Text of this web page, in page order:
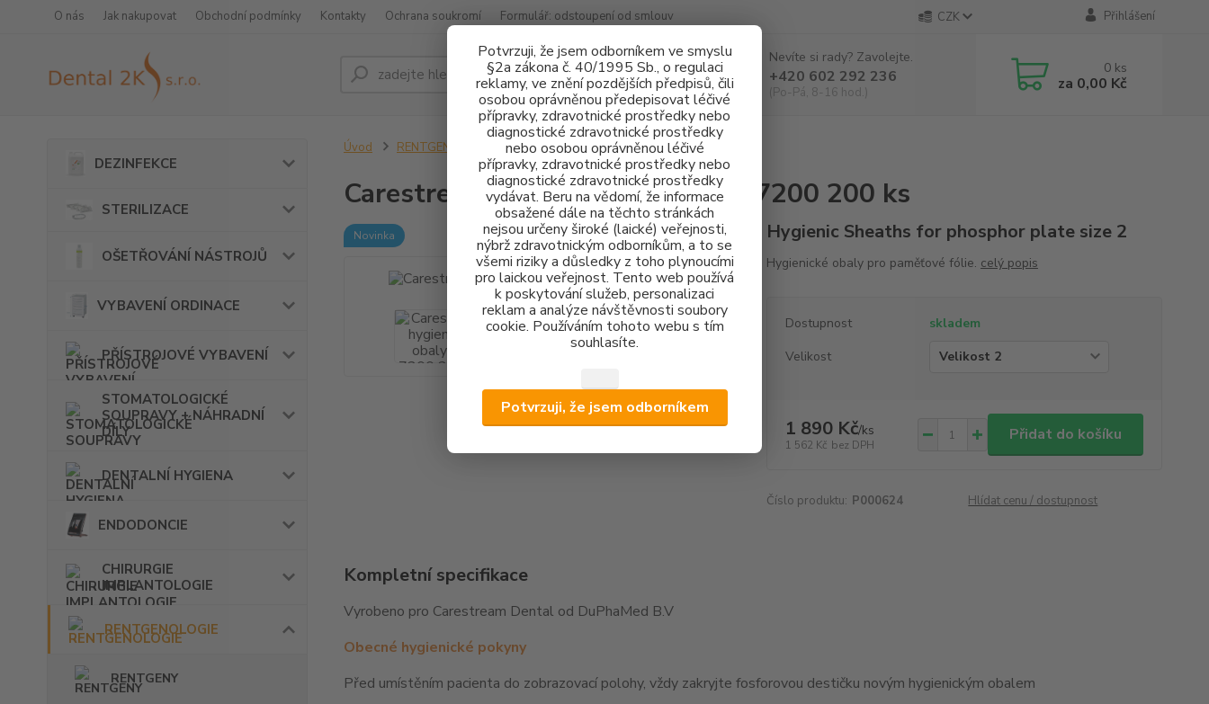
Potvrzuji, že jsem odborníkem ve smyslu
§2a zákona č. 40/1995 Sb., o regulaci
reklamy, ve znění pozdějších předpisů, čili
osobou oprávněnou předepisovat léčivé
přípravky, zdravotnické prostředky nebo
diagnostické zdravotnické prostředky
nebo osobou oprávněnou léčivé
přípravky, zdravotnické prostředky nebo
diagnostické zdravotnické prostředky
vydávat. Beru na vědomí, že informace
obsažené dále na těchto stránkách
nejsou určeny široké (laické) veřejnosti,
nýbrž zdravotnickým odborníkům, a to se
všemi riziky a důsledky z toho plynoucími
pro laickou veřejnost. Tento web používá
k poskytování služeb, personalizaci
reklam a analýze návštěvnosti soubory
cookie. Používáním tohoto webu s tím
souhlasíte.
Potvrzuji, že jsem odborníkem
O nás Jak nakupovat Obchodní podmínky Kontakty Ochrana soukromí Formulář: odstoupení od smlouv CZK Přihlášení
Hledat
Nevíte si rady? Zavolejte.
+420 602 292 236
(Po-Pá, 8-16 hod.)
0 ks
za 0,00 Kč
DEZINFEKCE
STERILIZACE
OŠETŘOVÁNÍ NÁSTROJŮ
VYBAVENÍ ORDINACE
PŘÍSTROJOVÉ VYBAVENÍ
STOMATOLOGICKÉ
SOUPRAVY + NÁHRADNÍ
DÍLY
DENTALNÍ HYGIENA
ENDODONCIE
CHIRURGIE
IMPLANTOLOGIE
RENTGENOLOGIE
RENTGENY
Úvod RENTGENOLOGIE Carestream hygienické obaly CS 7200 200 ks
Carestream hygienické obaly CS 7200 200 ks
Novinka Hygienic Sheaths for phosphor plate size 2
Hygienické obaly pro paměťové fólie. celý popis
Dostupnost
skladem
Velikost
1 890 Kč/ks
1 562 Kč bez DPH
Přidat do košíku
Číslo produktu: P000624 Hlídat cenu / dostupnost
Kompletní specifikace
Vyrobeno pro Carestream Dental od DuPhaMed B.V
Obecné hygienické pokyny
Před umístěním pacienta do zobrazovací polohy, vždy zakryjte fosforovou destičku novým hygienickým obalem